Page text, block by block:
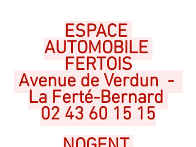
ESPACE
AUTOMOBILE
FERTOIS
La Ferté-Bernard
02 43 60 15 15